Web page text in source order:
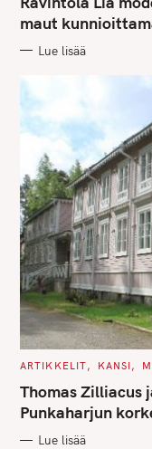
E
G
O
I
maut
Lue lisää
C
T
E
G
O
I
ARTIKKELIT KANSI
Thomas Zilliacus
Punkaharjun
Lue lisää
c
h
: